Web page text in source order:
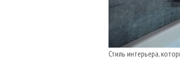
Стиль интерьера,